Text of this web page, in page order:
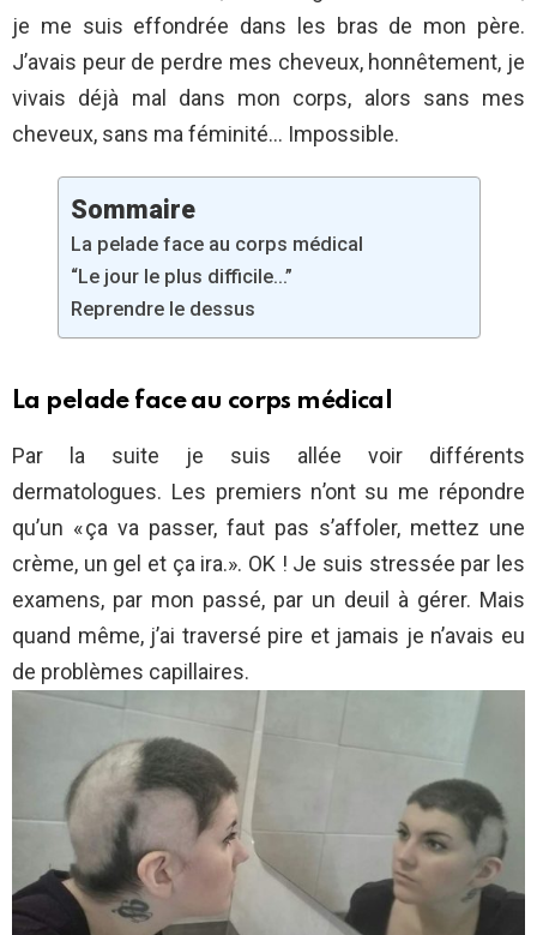
je me suis effondrée dans les bras de mon père.
J’avais peur de perdre mes cheveux, honnêtement, je
vivais déjà mal dans mon corps, alors sans mes
cheveux, sans ma féminité… Impossible.
Sommaire
La pelade face au corps médical
“Le jour le plus difficile…”
Reprendre le dessus
La pelade face au corps médical
Par la suite je suis allée voir différents
dermatologues. Les premiers n’ont su me répondre
qu’un « ça va passer, faut pas s’affoler, mettez une
crème, un gel et ça ira.». OK ! Je suis stressée par les
examens, par mon passé, par un deuil à gérer. Mais
quand même, j’ai traversé pire et jamais je n’avais eu
de problèmes capillaires.